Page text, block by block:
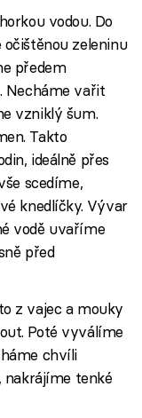
vodou. Do
zeleninu
předem
Necháme vařit
vzniklý šum.
Takto
ideálně přes
scedíme,
knedlíčky. Vývar
vodě uvaříme
před
z vajec a mouky
Poté vyválíme
chvíli
nakrájíme tenké